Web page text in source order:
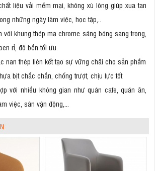
liệu vải mềm mại, không xù lông giúp xua tan
những ngày làm việc, học tập,..
với khung thép mạ chrome sáng bóng sang trọng,
rỉ, độ bền tối ưu
nan thép liên kết tạo sự vững chãi cho sản phẩm
bịt chắc chắn, chống trượt, chịu lực tốt
với nhiều không gian như quán cafe, quán ăn,
việc, sân vận động,...